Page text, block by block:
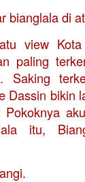
bianglala di
view Kota
paling
Saking
Dassin bikin
Pokoknya
itu,